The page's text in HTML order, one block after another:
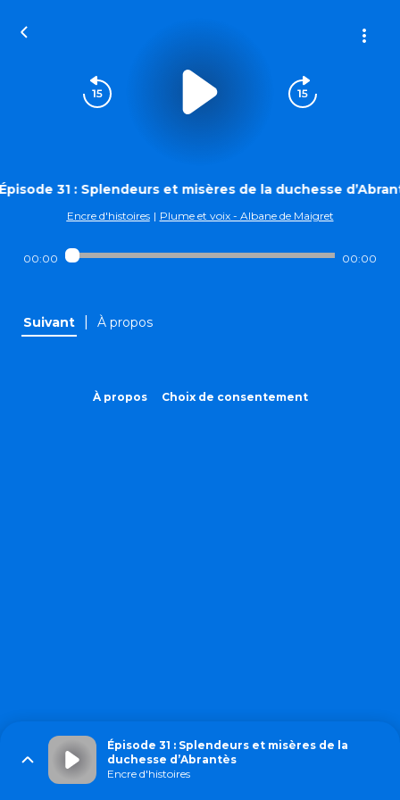
31 : Splendeurs et misères de la duchesse
Encre d'histoires | Plume et voix - Albane de Maigret
00:00 00:00
Suivant À propos
À propos Choix de consentement
Épisode 31 : Splendeurs et misères de la
duchesse d’Abrantès
Encre d'histoires